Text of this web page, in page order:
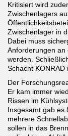
Kritisiert wird
Zwischenlagers
Zwischenlager in
Dabei muss
Anforderungen an
werden.
Schacht KONRAD
Der
Er kam immer
Rissen im
Insgesamt gab es
mehrere
sollen in das